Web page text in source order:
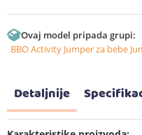
Ovaj model pripada grupi:
BBO Activity Jumper za bebe
Detaljnije